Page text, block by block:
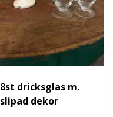
8st dricksglas m.
slipad dekor